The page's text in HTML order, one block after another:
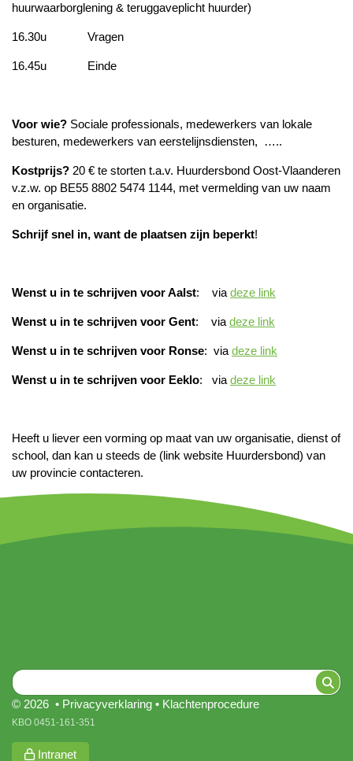
huurwaarborglening & teruggaveplicht huurder)
16.30u Vragen
16.45u Einde
Voor wie? Sociale professionals, medewerkers van lokale
besturen, medewerkers van eerstelijnsdiensten,
…..
Kostprijs? 20 € te storten t.a.v. Huurdersbond Oost-Vlaanderen
v.z.w. op BE55 8802 5474 1144, met vermelding van uw naam
en organisatie.
Schrijf snel in, want de plaatsen zijn beperkt!
Wenst u in te schrijven voor Aalst: via deze link
Wenst u in te schrijven voor Gent: via deze link
Wenst u in te schrijven voor Ronse: via deze link
Wenst u in te schrijven voor Eeklo: via deze link
Heeft u liever een vorming op maat van uw organisatie, dienst of
school, dan kan u steeds de (link website Huurdersbond) van
uw provincie contacteren.
© 2026 • Privacyverklaring • Klachtenprocedure
KBO 0451-161-351
Intranet